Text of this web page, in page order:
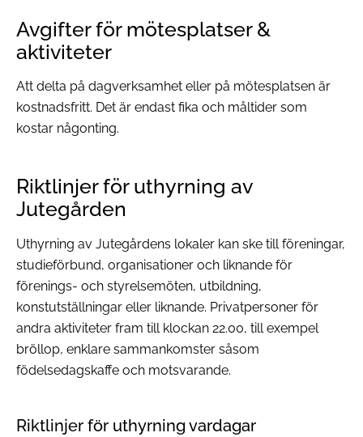
Avgifter för mötesplatser &
aktiviteter
Att delta på dagverksamhet eller på mötesplatsen är
kostnadsfritt. Det är endast fika och måltider som
kostar någonting.
Riktlinjer för uthyrning av
Jutegården
Uthyrning av Jutegårdens lokaler kan ske till föreningar,
studieförbund, organisationer och liknande för
förenings- och styrelsemöten, utbildning,
konstutställningar eller liknande. Privatpersoner för
andra aktiviteter fram till klockan 22.00, till exempel
bröllop, enklare sammankomster såsom
födelsedagskaffe och motsvarande.
Riktlinjer för uthyrning vardagar